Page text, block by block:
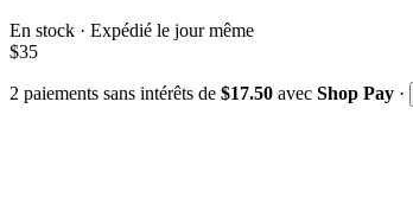
En stock · Expédié le jour même
$35
2 paiements sans intérêts de $17.50 avec Shop Pay ·